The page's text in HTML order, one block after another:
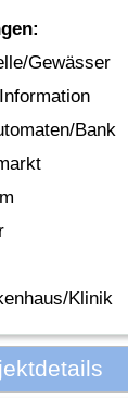
Gewässer
Bank
Klinik